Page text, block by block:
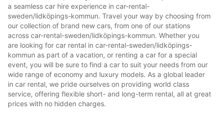
a seamless car hire experience in car-rental-
sweden/lidköpings-kommun. Travel your way by choosing from
our collection of brand new cars, from one of our stations
across car-rental-sweden/lidköpings-kommun. Whether you
are looking for car rental in car-rental-sweden/lidköpings-
kommun as part of a vacation, or renting a car for a special
event, you will be sure to find a car to suit your needs from our
wide range of economy and luxury models. As a global leader
in car rental, we pride ourselves on providing world class
service, offering flexible short- and long-term rental, all at great
prices with no hidden charges.